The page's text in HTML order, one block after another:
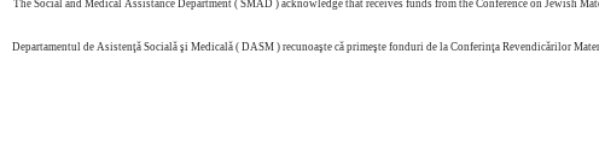
The Social and Medical Assistance Department ( SMAD ) acknowledge that receives funds from the Conference on
Departamentul de Asistenţă Socială şi Medicală ( DASM ) recunoaşte că primeşte fonduri de la Conferinţa Revendicărilor